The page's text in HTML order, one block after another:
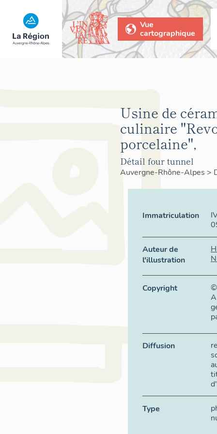
Vue
cartographique
Usine de
culinaire
porcelaine",
Détail four tunnel
Auvergne-Rhône-Alpes >
Immatriculation
Auteur de
l'illustration
Copyright
©
Diffusion
Type